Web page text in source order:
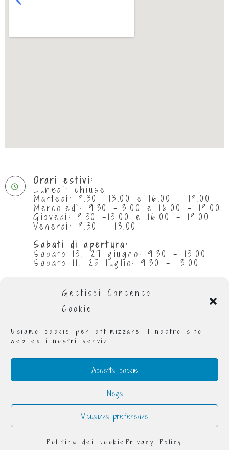
Gestisci Consenso
Cookie
Usiamo cookie per ottimizzare il nostro sito
web ed i nostri servizi.
Accetta cookie
Nega
Visualizza preferenze
Politica dei cookie Privacy Policy
Orari estivi:
Lunedì: chiuse
Martedì: 9.30 -13.00 e 16.00 - 19.00
Mercoledì: 9.30 -13.00 e 16.00 - 19.00
Giovedì: 9.30 -13.00 e 16.00 - 19.00
Venerdì: 9.30 - 13.00
Sabati di apertura:
Sabato 13, 27 giugno: 9.30 - 13.00
Sabato 11, 25 luglio: 9.30 - 13.00
da 29 giugno al 5 luglio compresi
da 1 al 31 agosto compresi
Lunedì: 9.00 - 13.00 e 16.00 - 19.00
Martedì: 9.00 - 13.00 e 16.00 - 19.00
Giovedì: 9.00 - 13.00 e 16.00 - 19.00
Venerdì: 9.00 - 13.00 e 16.00 - 19.00
Donizzetti 12 Torino 10126